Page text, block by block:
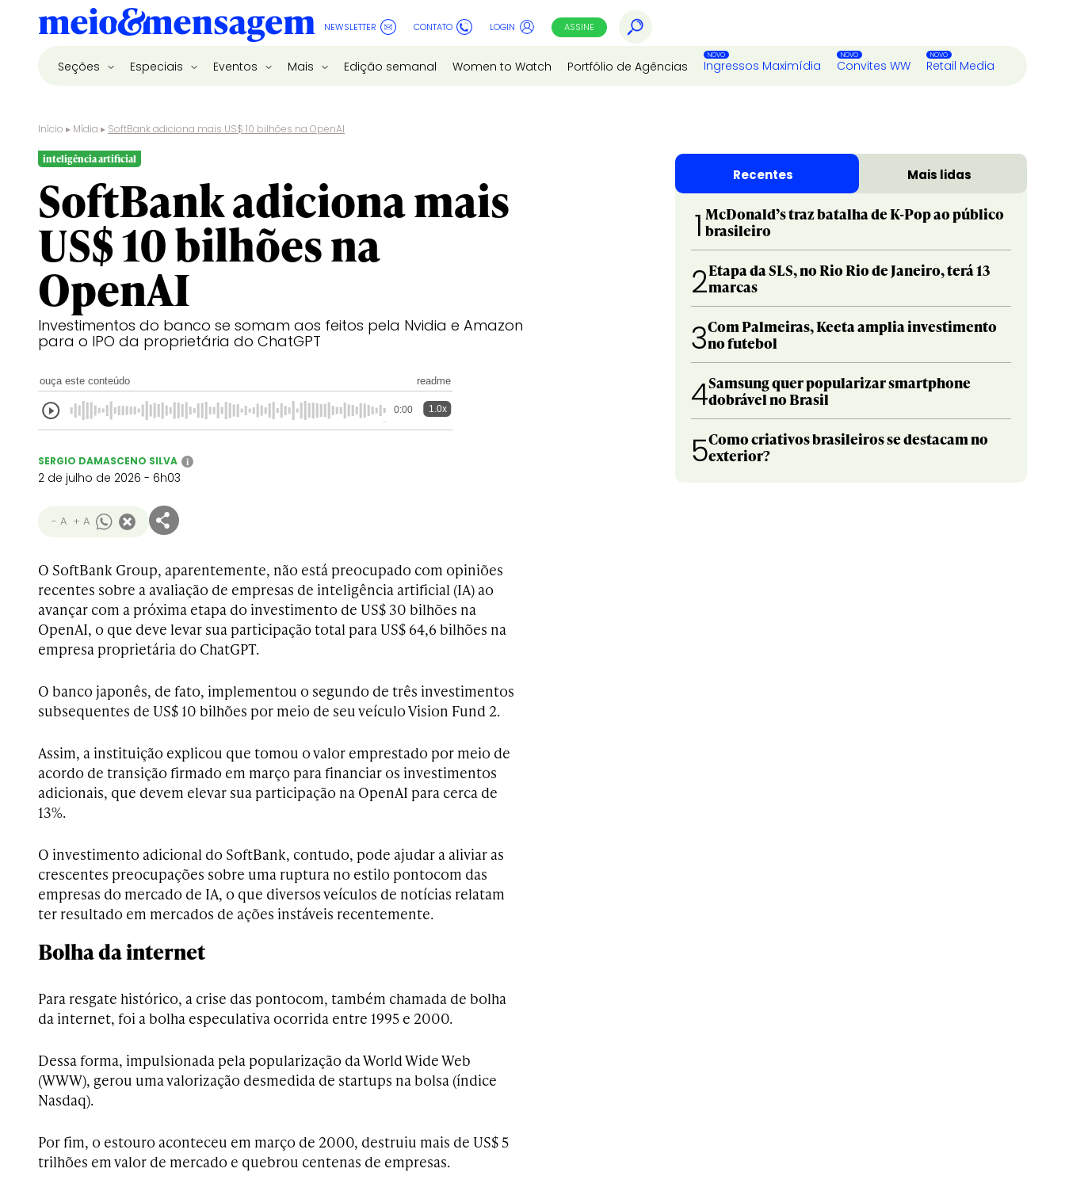
NEWSLETTER CONTATO LOGIN ASSINE
Seções Especiais Eventos Mais Edição semanal Women to Watch Portfólio de Agências Ingressos Maximídia Convites WW Retail Media
Início ▸ Mídia ▸ SoftBank adiciona mais US$ 10 bilhões na OpenAI
inteligência artificial
SoftBank adiciona mais
US$ 10 bilhões na
OpenAI
Investimentos do banco se somam aos feitos pela Nvidia e Amazon
para o IPO da proprietária do ChatGPT
ouça este conteúdo readme
0:00 1.0x
SERGIO DAMASCENO SILVA i
2 de julho de 2026 - 6h03
- A + A
O SoftBank Group, aparentemente, não está preocupado com opiniões
recentes sobre a avaliação de empresas de inteligência artificial (IA) ao
avançar com a próxima etapa do investimento de US$ 30 bilhões na
OpenAI, o que deve levar sua participação total para US$ 64,6 bilhões na
empresa proprietária do ChatGPT.
O banco japonês, de fato, implementou o segundo de três investimentos
subsequentes de US$ 10 bilhões por meio de seu veículo Vision Fund 2.
Assim, a instituição explicou que tomou o valor emprestado por meio de
acordo de transição firmado em março para financiar os investimentos
adicionais, que devem elevar sua participação na OpenAI para cerca de
13%.
O investimento adicional do SoftBank, contudo, pode ajudar a aliviar as
crescentes preocupações sobre uma ruptura no estilo pontocom das
empresas do mercado de IA, o que diversos veículos de notícias relatam
ter resultado em mercados de ações instáveis recentemente.
Bolha da internet
Para resgate histórico, a crise das pontocom, também chamada de bolha
da internet, foi a bolha especulativa ocorrida entre 1995 e 2000.
Dessa forma, impulsionada pela popularização da World Wide Web
(WWW), gerou uma valorização desmedida de startups na bolsa (índice
Nasdaq).
Por fim, o estouro aconteceu em março de 2000, destruiu mais de US$ 5
trilhões em valor de mercado e quebrou centenas de empresas.
Recentes Mais lidas
1 McDonald’s traz batalha de K-Pop ao público
brasileiro
2Etapa da SLS, no Rio Rio de Janeiro, terá 13
marcas
3Com Palmeiras, Keeta amplia investimento
no futebol
4Samsung quer popularizar smartphone
dobrável no Brasil
5Como criativos brasileiros se destacam no
exterior?